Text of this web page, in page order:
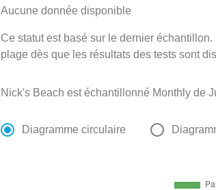
Aucune donnée disponible
Ce statut est basé sur le dernier
plage dès que les résultats des tests sont
Nick's Beach est échantillonné Monthly de
Diagramme circulaire